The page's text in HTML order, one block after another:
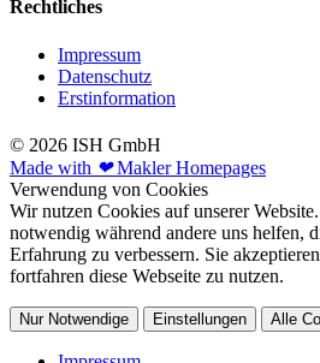
Rechtliches
Impressum
Datenschutz
Erstinformation
© 2026 ISH GmbH
Made with ❤Makler Homepages
Verwendung von Cookies
Wir nutzen Cookies auf unserer
notwendig während andere uns helfen,
Erfahrung zu verbessern. Sie
fortfahren diese Webseite zu nutzen.
Nur Notwendige Einstellungen Alle